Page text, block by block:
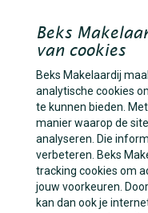
Beks
van cookies
Beks Makelaardij
analytische cookies
te kunnen bieden.
manier waarop de
analyseren. Die
verbeteren. Beks
tracking cookies om
jouw voorkeuren.
kan dan ook je